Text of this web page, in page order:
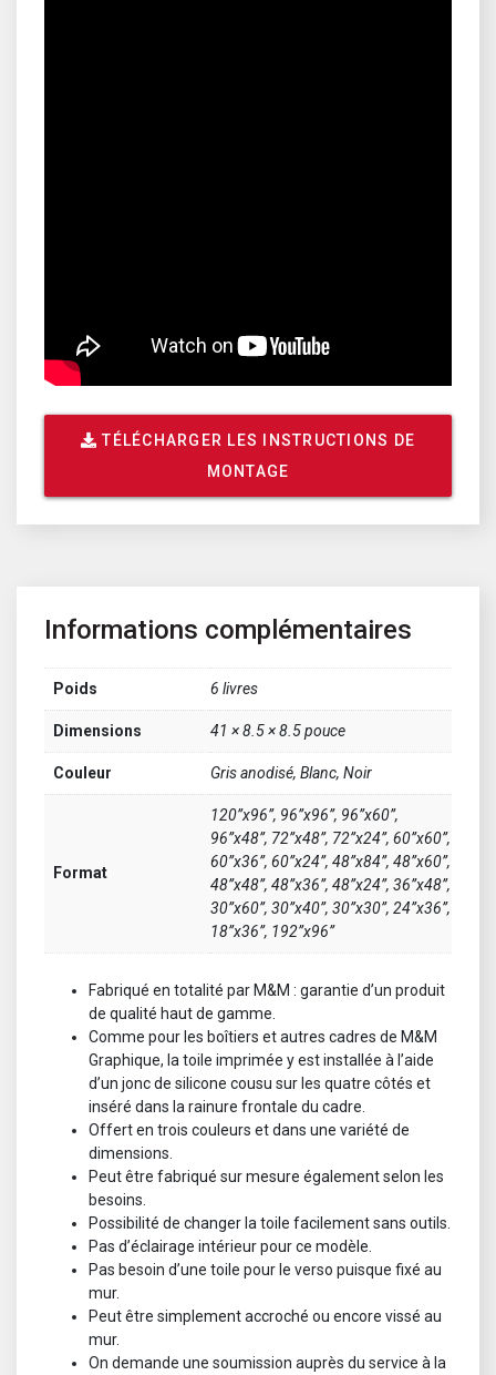
Informations complémentaires
Poids 6 livres
Dimensions 41 × 8.5 × 8.5 pouce
Couleur Gris anodisé, Blanc, Noir
Format
120”x96”, 96”x96”, 96”x60”,
96”x48”, 72”x48”, 72”x24”, 60”x60”,
60”x36”, 60”x24”, 48”x84”, 48”x60”,
48”x48”, 48”x36”, 48”x24”, 36”x48”,
30”x60”, 30”x40”, 30”x30”, 24”x36”,
18”x36”, 192”x96”
Fabriqué en totalité par M&M : garantie d’un produit
de qualité haut de gamme.
Comme pour les boîtiers et autres cadres de M&M
Graphique, la toile imprimée y est installée à l’aide
d’un jonc de silicone cousu sur les quatre côtés et
inséré dans la rainure frontale du cadre.
Offert en trois couleurs et dans une variété de
dimensions.
Peut être fabriqué sur mesure également selon les
besoins.
Possibilité de changer la toile facilement sans outils.
Pas d’éclairage intérieur pour ce modèle.
Pas besoin d’une toile pour le verso puisque fixé au
mur.
Peut être simplement accroché ou encore vissé au
mur.
On demande une soumission auprès du service à la
TÉLÉCHARGER LES INSTRUCTIONS DE
MONTAGE